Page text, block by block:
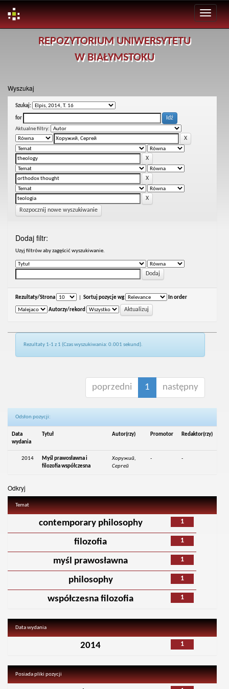
REPOZYTORIUM UNIWERSYTETU
W BIAŁYMSTOKU
Wyszukaj
Szukaj:
for
Aktualne filtry:
Rozpocznij nowe wyszukiwanie
Dodaj filtr:
Uzyj filtrów aby zagęścić wyszukiwanie.
Rezultaty/Strona Sortuj pozycje wg In order
Autorzy/rekord
Rezultaty 1-1 z 1 (Czas wyszukiwania: 0.001 sekund).
poprzedni 1 następny
Odsłon pozycji:
Data
wydania
Tytuł Autor(rzy) Promotor Redaktor(rzy)
2014
Myśl prawosławna i
filozofia współczesna
Хоружий,
Сергей
- -
Odkryj
Temat
1
contemporary philosophy
1
filozofia
1
myśl prawosławna
1
philosophy
1
współczesna filozofia
Data wydania
1
2014
Posiada pliki pozycji